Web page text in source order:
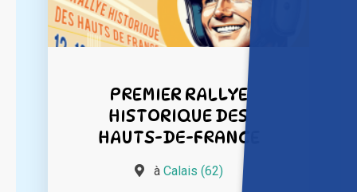
PREMIER RALLYE
HISTORIQUE DES
HAUTS-DE-FRANCE
à Calais (62)